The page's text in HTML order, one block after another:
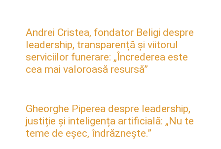
Andrei Cristea, fondator Beligi despre
leadership, transparență și viitorul
serviciilor funerare: „Încrederea este
cea mai valoroasă resursă”
Gheorghe Piperea despre leadership,
justiție și inteligența artificială: „Nu te
teme de eșec, îndrăznește.”